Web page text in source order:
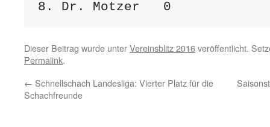
Dieser Beitrag wurde unterVereinsblitz 2016veröffentlicht.
Permalink.
← Schnellschach Landesliga: Vierter Platz für die
Schachfreunde